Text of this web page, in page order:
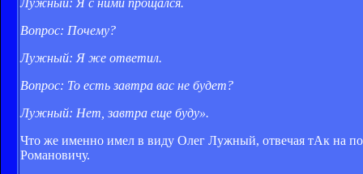
Вопрос: Почему?
Лужный: Я же ответил.
Вопрос: То есть завтра вас не будет?
Лужный: Нет, завтра еще буду».
Что же именно имел в виду Олег Лужный, отвечая тАк на
Романовичу.